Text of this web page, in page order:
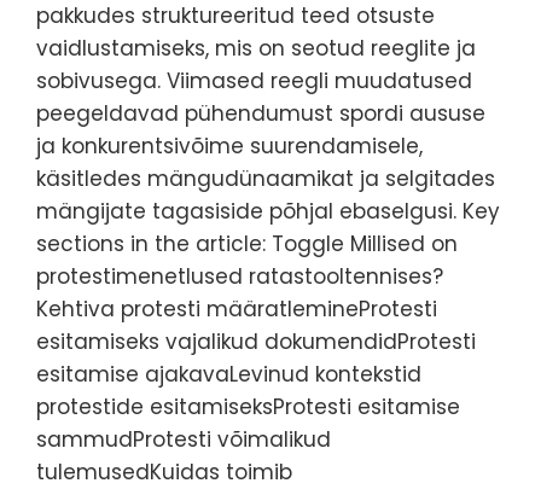
pakkudes struktureeritud teed otsuste
vaidlustamiseks, mis on seotud reeglite ja
sobivusega. Viimased reegli muudatused
peegeldavad pühendumust spordi aususe
ja konkurentsivõime suurendamisele,
käsitledes mängudünaamikat ja selgitades
mängijate tagasiside põhjal ebaselgusi. Key
sections in the article: Toggle Millised on
protestimenetlused ratastooltennises?
Kehtiva protesti määratlemineProtesti
esitamiseks vajalikud dokumendidProtesti
esitamise ajakavaLevinud kontekstid
protestide esitamiseksProtesti esitamise
sammudProtesti võimalikud
tulemusedKuidas toimib